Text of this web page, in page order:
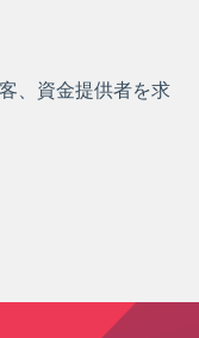
、資金提供者を求